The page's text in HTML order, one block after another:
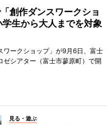
創作ダンスワークショ
学生から大人までを対象
ワークショップ」が9月6日、富士
ゼシアター（富士市蓼原町）で開
見る・遊ぶ